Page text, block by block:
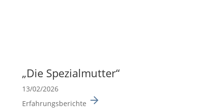
„Die Spezi­al­mutter“
13/02/2026
Erfahrungsberichte